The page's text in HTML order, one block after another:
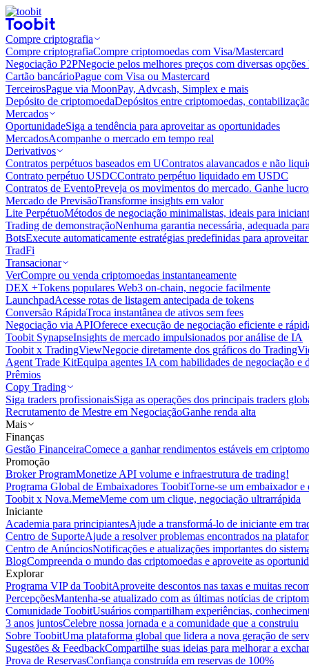
Compre criptografia
Compre criptografiaCompre criptomoedas com Visa/Mastercard
Negociação P2PNegocie pelos melhores preços com diversas
Cartão bancárioPague com Visa ou Mastercard
TerceirosPague via MoonPay, Advcash, Simplex e mais
Depósito de criptomoedaDepósitos entre criptomoedas,
Mercados
OportunidadeSiga a tendência para aproveitar as oportunidades
MercadosAcompanhe o mercado em tempo real
Derivativos
Contratos perpétuos baseados em UContratos alavancados e não
Contrato perpétuo USDCContrato perpétuo liquidado em USDC
Contratos de EventoPreveja os movimentos do mercado. Ganhe
Mercado de PrevisãoTransforme insights em valor
Lite PerpétuoMétodos de negociação minimalistas, ideais para
Trading de demonstraçãoNenhuma garantia necessária, adequada
BotsExecute automaticamente estratégias predefinidas para
TradFi
Transacionar
VerCompre ou venda criptomoedas instantaneamente
DEX +Tokens populares Web3 on-chain, negocie facilmente
LaunchpadAcesse rotas de listagem antecipada de tokens
Conversão RápidaTroca instantânea de ativos sem fees
Negociação via APIOferece execução de negociação eficiente e
Toobit SynapseInsights de mercado impulsionados por análise de IA
Toobit x TradingViewNegocie diretamente dos gráficos do
Agent Trade KitEquipa agentes IA com habilidades de negociação e
Prêmios
Copy Trading
Siga traders profissionaisSiga as operações dos principais traders
Recrutamento de Mestre em NegociaçãoGanhe renda alta
Mais
Finanças
Gestão FinanceiraComece a ganhar rendimentos estáveis em
Promoção
Broker ProgramMonetize API volume e infraestrutura de trading!
Programa Global de Embaixadores ToobitTorne-se um embaixador
Toobit x Nova.MemeMeme com um clique, negociação ultrarrápida
Iniciante
Academia para principiantesAjude a transformá-lo de iniciante em
Centro de SuporteAjude a resolver problemas encontrados na
Centro de AnúnciosNotificações e atualizações importantes do
BlogCompreenda o mundo das criptomoedas e aproveite as
Explorar
Programa VIP da ToobitAproveite descontos nas taxas e muitas
PercepçõesMantenha-se atualizado com as últimas notícias de
Comunidade ToobitUsuários compartilham experiências,
3 anos juntosCelebre nossa jornada e a comunidade que a construiu
Sobre ToobitUma plataforma global que lidera a nova geração de
Sugestões & FeedbackCompartilhe suas ideias para melhorar a
Prova de ReservasConfiança construída em reservas de 100%